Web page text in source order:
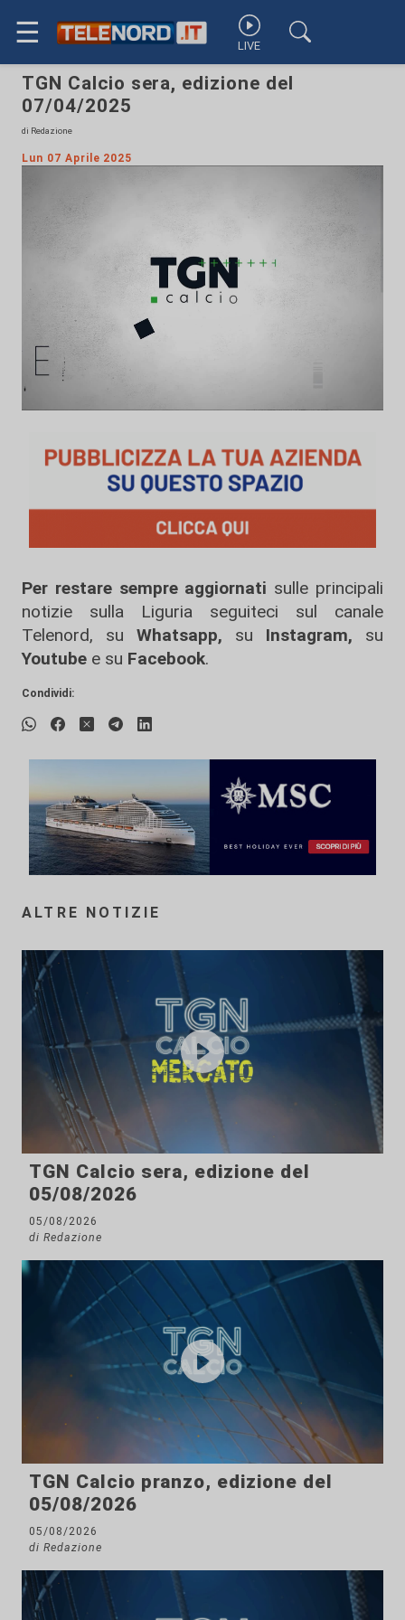
☰ LIVE
TGN Calcio sera, edizione del
07/04/2025
di Redazione
Lun 07 Aprile 2025
Per restare sempre aggiornati sulle principali
notizie sulla Liguria seguiteci sul canale
Telenord, su
Whatsapp, su Instagram, su
Youtube e su Facebook.
Condividi:
ALTRE NOTIZIE
TGN Calcio sera, edizione del
05/08/2026
05/08/2026
di Redazione
TGN Calcio pranzo, edizione del
05/08/2026
05/08/2026
di Redazione